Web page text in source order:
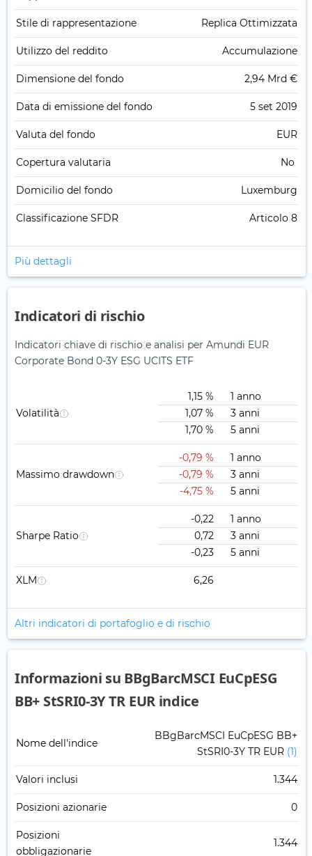
Stile di rappresentazione Replica Ottimizzata
Utilizzo del reddito Accumulazione
Dimensione del fondo 2,94 Mrd €
Data di emissione del fondo 5 set 2019
Valuta del fondo EUR
Copertura valutaria No
Domicilio del fondo Luxemburg
Classificazione SFDR Articolo 8
Più dettagli
Indicatori di rischio
Indicatori chiave di rischio e analisi per Amundi EUR
Corporate Bond 0-3Y ESG UCITS ETF
Volatilità
1,15 %
1 anno
1,07 %
3 anni
1,70 %
5 anni
Massimo drawdown
-0,79 %
1 anno
-0,79 %
3 anni
-4,75 %
5 anni
Sharpe Ratio
-0,22
1 anno
0,72
3 anni
-0,23
5 anni
XLM 6,26
Altri indicatori di portafoglio e di rischio
Informazioni su BBgBarcMSCI EuCpESG
BB+ StSRI0-3Y TR EUR indice
Nome dell'indice
BBgBarcMSCI EuCpESG BB+
StSRI0-3Y TR EUR (1)
Valori inclusi 1.344
Posizioni azionarie 0
Posizioni
obbligazionarie
1.344